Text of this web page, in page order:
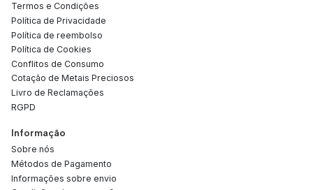
Termos e Condições
Política de Privacidade
Política de reembolso
Política de Cookies
Conflitos de Consumo
Cotação de Metais Preciosos
Livro de Reclamações
RGPD
Informação
Sobre nós
Métodos de Pagamento
Informações sobre envio